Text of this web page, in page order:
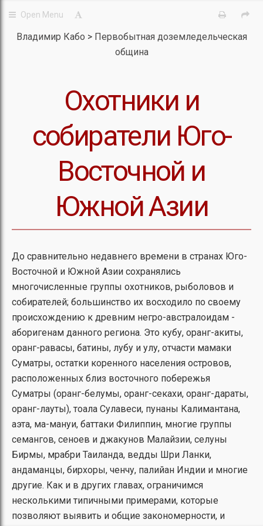
Владимир Кабо
Первобытная доземледельческая
община
Охотники и
собиратели Юго-
Восточной и
Южной Азии
До сравнительно недавнего времени в странах Юго-
Восточной и Южной Азии сохранялись
многочисленные группы охотников, рыболовов и
собирателей; большинство их восходило по своему
происхождению к древним негро-австралоидам -
аборигенам данного региона. Это кубу, оранг-акиты,
оранг-равасы, батины, лубу и улу, отчасти мамаки
Суматры, остатки коренного населения островов,
расположенных близ восточного побережья
Суматры (оранг-белумы, оранг-секахи, оранг-дараты,
оранг-лауты), тоала Сулавеси, пунаны Калимантана,
аэта, ма-мануи, баттаки Филиппин, многие группы
семангов, сеноев и джакунов Малайзии, селуны
Бирмы, мрабри Таиланда, ведды Шри Ланки,
андаманцы, бирхоры, ченчу, палийан Индии и многие
другие. Как и в других главах, ограничимся
несколькими типичными примерами, которые
позволяют выявить и общие закономерности, и